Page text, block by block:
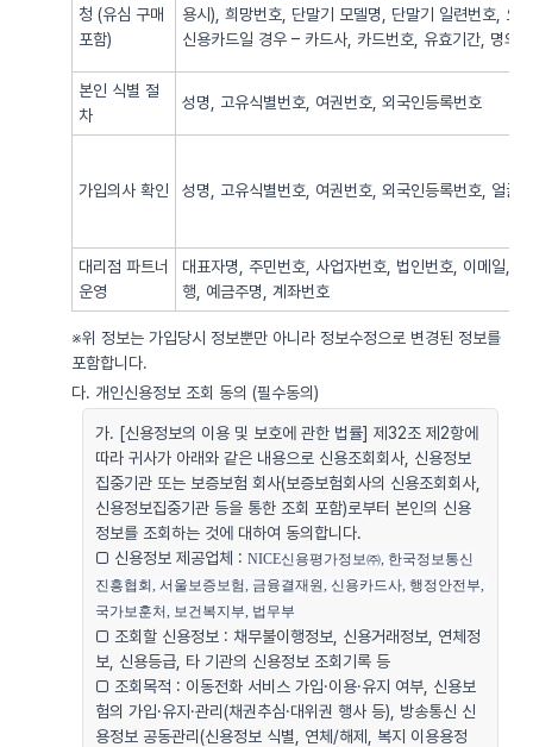
청 (유심 구매
포함)
용시), 희망번호, 단말기 모델명, 단말기 일련번호, 요
신용카드일 경우 – 카드사, 카드번호, 유효기간, 명의
본인 식별 절
차
성명, 고유식별번호, 여권번호, 외국인등록번호
가입의사 확인 성명, 고유식별번호, 여권번호, 외국인등록번호, 얼굴
대리점 파트너
운영
대표자명, 주민번호, 사업자번호, 법인번호, 이메일,
행, 예금주명, 계좌번호
※위 정보는 가입당시 정보뿐만 아니라 정보수정으로 변경된 정보를
포함합니다.
다. 개인신용정보 조회 동의 (필수동의)
가. [신용정보의 이용 및 보호에 관한 법률] 제32조 제2항에
따라 귀사가 아래와 같은 내용으로 신용조회회사, 신용정보
집중기관 또는 보증보험 회사(보증보험회사의 신용조회회사,
신용정보집중기관 등을 통한 조회 포함)로부터 본인의 신용
정보를 조회하는 것에 대하여 동의합니다.
□ 신용정보 제공업체 :NICE신용평가정보㈜, 한국정보통신
진흥협회, 서울보증보험, 금융결재원, 신용카드사, 행정안전부,
국가보훈처, 보건복지부, 법무부
□ 조회할 신용정보 : 채무불이행정보, 신용거래정보, 연체정
보, 신용등급, 타 기관의 신용정보 조회기록 등
□ 조회목적 : 이동전화 서비스 가입·이용·유지 여부, 신용보
험의 가입·유지·관리(채권추심·대위권 행사 등), 방송통신 신
용정보 공동관리(신용정보 식별, 연체/해제, 복지 이용용정